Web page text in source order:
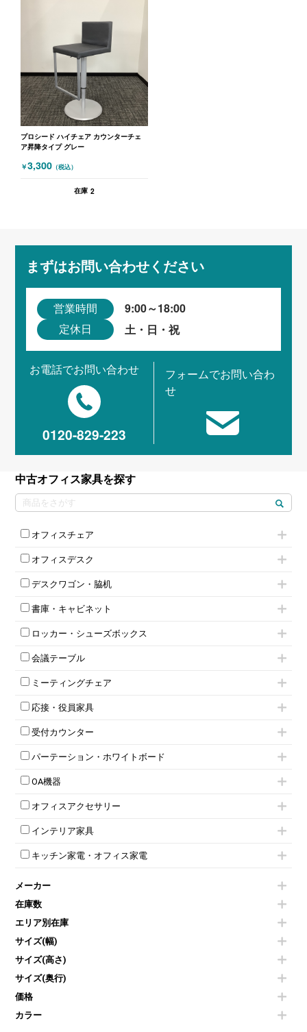
プロシード ハイチェア カウンターチェ
ア昇降タイプ グレー
￥3,300 （税込）
在庫 2
まずはお問い合わせください
営業時間 9:00～18:00
定休日 土・日・祝
お電話でお問い合わせ
0120-829-223
フォームでお問い合わ
せ
中古オフィス家具を探す
オフィスチェア
肘付きチェア
肘無しチェア
役員チェア
オフィスチェアその他
オフィスデスク
片袖机
フリーアドレスデスク（ベンチデスク）
昇降デスク
両袖机
デスクワゴン・脇机
インワゴン2段
インワゴン3段
脇机
書庫・キャビネット
ハイキャビネット
ローキャビネット
両開きキャビネット
上下連結キャビネット
軽量ラック（スチールラック）
収納家具その他
両開書庫
ラテラル書庫
ロッカー・シューズボックス
1人用ロッカー
2人用ロッカー
3人用ロッカー
5人用ロッカー
8人用ロッカー
多人数ロッカー
ダイヤル錠ロッカー
ダイヤル錠ロッカー
ワードローブ・クローゼット
会議テーブル
ミーティングテーブル
スタッキングテーブル
ネスティングテーブル
カウンターテーブル
T字脚テーブル
会議テーブルW1200～
会議テーブルW1800～
平行スタックテーブル
会議テーブルその他
ミーティングチェア
キャスター付きミーティングチェア
スタッキングミーティングチェア
テーブル付きミーティングチェア
折りたたみミーティングチェア
ハイチェア
ミーティングチェアその他
応接・役員家具
応接セット
応接ソファ
応接チェア
応接・役員家具その他
受付カウンター
ハイカウンター
ローカウンター
ラウンジカウンター
パーテーション・ホワイトボード
パーテーション
自立タイプパーテーション
パーテーションその他
壁掛けホワイトボード
ホワイトボードその他
OA機器
電話機（ビジネスフォン）
シュレッダー
スクリーン
その他OA機器
オフィスアクセサリー
チェア用台車
演台・講演台・演説台
防音パネル
コートハンガー・ポールハンガー
傘立て
食器棚・キッチンキャビネット
カタログスタンド
オフィスアクセサリーその他
インテリア家具
モールドチェア
ダイニングチェア
カウンターテーブル
センターテーブル・サイドテーブル
ベンチ・スツール
ソファ
シェルフ
ダストボックス（ゴミ箱）
インテリア家具その他
キッチン家電・オフィス家電
冷蔵庫・洗濯機
空気清浄機・加湿器
液晶テレビ・モニター類
エアコン
照明機器
掃除機
季節家電
メーカー
在庫数
エリア別在庫
サイズ(幅)
サイズ(高さ)
サイズ(奥行)
価格
カラー